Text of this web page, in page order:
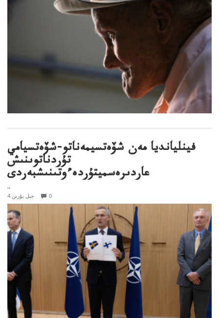
فينليانديا مەن شۆەتسيمەناتو-شۆەتسيامي
تۇردناتوىنىش
عاردىرەسميتۇردەءوتىنىشبەردى
..
4 جىل بۇرىن 0